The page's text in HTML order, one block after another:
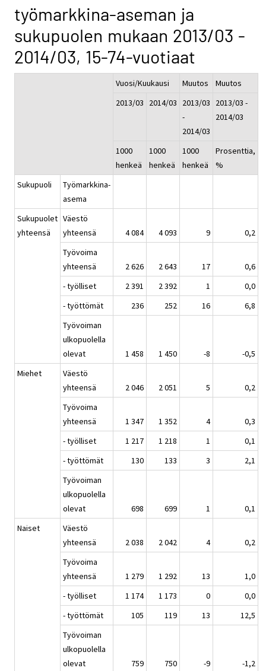
työmarkkina-aseman ja
sukupuolen mukaan 2013/03 -
2014/03, 15-74-vuotiaat
Vuosi/Kuukausi Muutos
Muutos
2013/03
2014/03
2013/03
-
2014/03
2013/03 -
2014/03
1000
henkeä
1000
henkeä
1000
henkeä
Prosenttia,
%
Sukupuoli
Työmarkkina-
asema
Sukupuolet
yhteensä
Väestö
yhteensä
4 084 4 093 9
0,2
Työvoima
yhteensä
2 626 2 643 17
0,6
- työlliset
2 391 2 392 1
0,0
- työttömät
236 252 16
6,8
Työvoiman
ulkopuolella
olevat
1 458 1 450 -8
-0,5
Miehet
Väestö
yhteensä
2 046 2 051 5
0,2
Työvoima
yhteensä
1 347 1 352 4
0,3
- työlliset
1 217 1 218 1
0,1
- työttömät
130 133 3
2,1
Työvoiman
ulkopuolella
olevat
698 699 1
0,1
Naiset
Väestö
yhteensä
2 038 2 042 4
0,2
Työvoima
yhteensä
1 279 1 292 13
1,0
- työlliset
1 174 1 173 0
0,0
- työttömät
105 119 13
12,5
Työvoiman
ulkopuolella
olevat
759 750 -9 -1,2